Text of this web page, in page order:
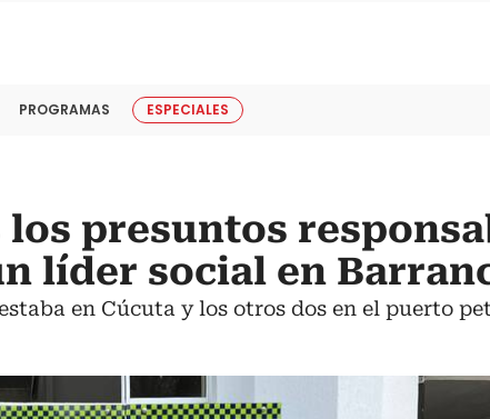
PROGRAMAS ESPECIALES
presuntos
líder social en
en Cúcuta y los otros dos en el puerto